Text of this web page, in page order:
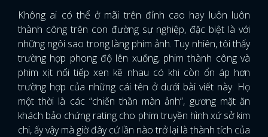
Không ai có thể ở mãi trên đỉnh cao hay luôn luôn
thành công trên con đường sự nghiệp, đặc biệt là với
những ngôi sao trong làng phim ảnh. Tuy nhiên, tôi thấy
trường hợp phong độ lên xuống, phim thành công và
phim xịt nối tiếp xen kẽ nhau có khi còn ổn áp hơn
trường hợp của những cái tên ở dưới bài viết này. Họ
một thời là các “chiến thần màn ảnh”, gương mặt ăn
khách bảo chứng rating cho phim truyền hình xứ sở kim
chi, ấy vậy mà giờ đây cứ lần nào trở lại là thành tích của